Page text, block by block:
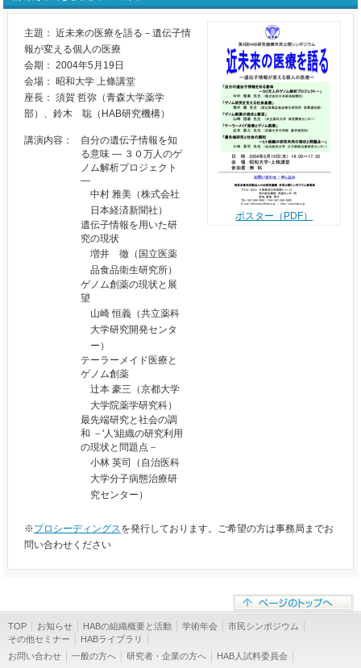
ポスター（PDF）
主題： 近未来の医療を語る－遺伝子情
報が変える個人の医療
会期： 2004年5月19日
会場： 昭和大学 上條講堂
座長： 須賀 哲弥（青森大学薬学
部）、鈴木 聡（HAB研究機構）
講演内容：
自分の遺伝子情報を知
る意味 ― ３０万人のゲ
ノム解析プロジェクト
―
中村 雅美（株式会社
日本経済新聞社）
遺伝子情報を用いた研
究の現状
増井 徹（国立医薬
品食品衛生研究所）
ゲノム創薬の現状と展
望
山崎 恒義（共立薬科
大学研究開発センタ
ー）
テーラーメイド医療と
ゲノム創薬
辻本 豪三（京都大学
大学院薬学研究科）
最先端研究と社会の調
和 －'人'組織の研究利用
の現状と問題点－
小林 英司（自治医科
大学分子病態治療研
究センター）
※プロシーディングスを発行しております。ご希望の方は事務局までお
問い合わせください
TOP お知らせ HABの組織概要と活動 学術年会
市民シンポジウム
その他セミナー
HABライブラリ
お問い合わせ
一般の方へ 研究者・企業の方へ HAB人試料委員会